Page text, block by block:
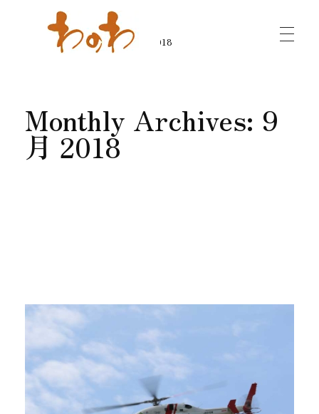
ホーム » アーカイブ: 9月 2018
Monthly Archives: 9
月 2018